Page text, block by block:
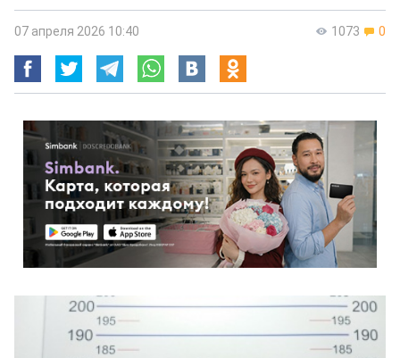
1073 0
07 апреля 2026 10:40